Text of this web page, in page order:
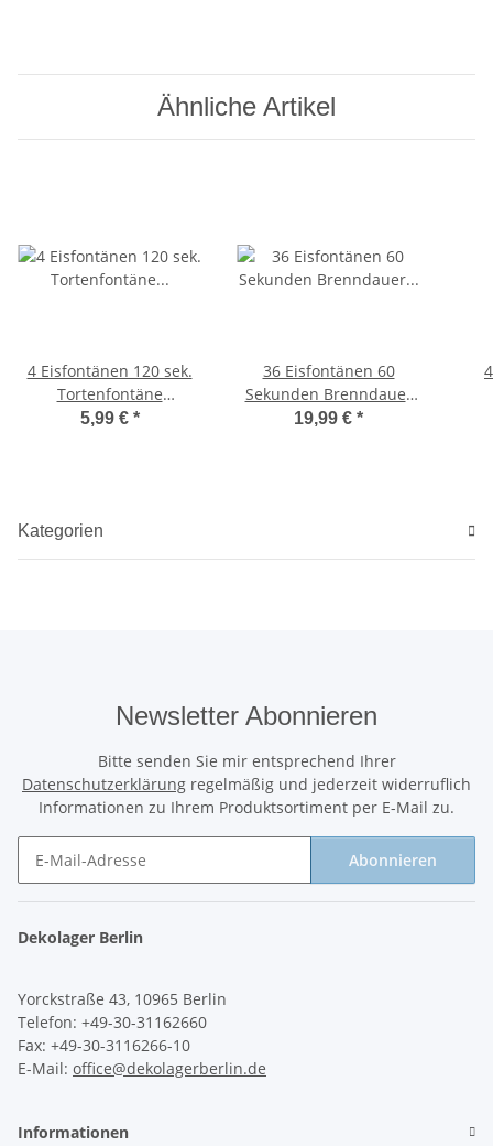
Ähnliche Artikel
4 Eisfontänen 120 sek.
Tortenfontäne
Zaubersterne Eissterne
5,99 € *
36 Eisfontänen 60
Sekunden Brenndauer
Tortenfontäne
19,99 € *
Kategorien
Newsletter Abonnieren
Bitte senden Sie mir entsprechend Ihrer
Datenschutzerklärung regelmäßig und jederzeit widerruflich
Informationen zu Ihrem Produktsortiment per E-Mail zu.
Abonnieren
Dekolager Berlin
Yorckstraße 43, 10965 Berlin
Telefon: +49-30-31162660
Fax: +49-30-3116266-10
E-Mail: office@dekolagerberlin.de
Informationen